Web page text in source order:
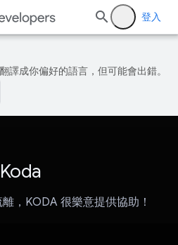
登入
譯成你偏好的語言，但可能會出錯。
Koda
，KODA 很樂意提供協助！